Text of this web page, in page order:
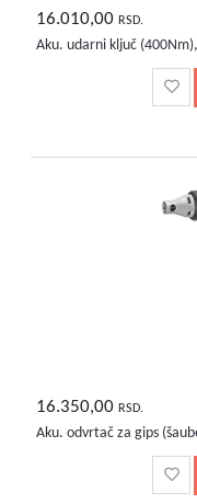
16.010,00 RSD.
Aku. udarni ključ
16.350,00 RSD.
Aku. odvrtač za gips